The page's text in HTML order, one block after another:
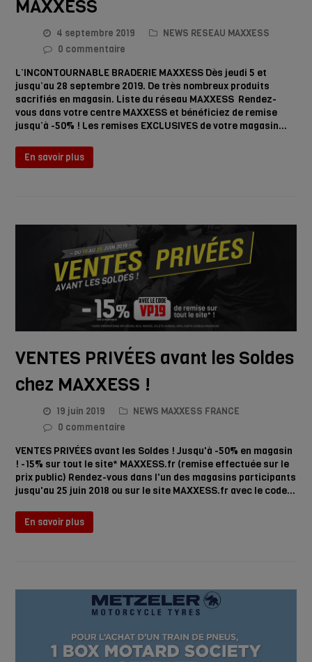
MAXXESS
4 septembre 2019
NEWS RESEAU MAXXESS
0 commentaire
L’INCONTOURNABLE BRADERIE MAXXESS Dès jeudi 5 et
jusqu’au 28 septembre 2019. De très nombreux produits
sacrifiés en magasin. Liste du réseau MAXXESS Rendez-
vous dans votre centre MAXXESS et bénéficiez de remise
jusqu’à -50% ! Les remises EXCLUSIVES de votre magasin…
En savoir plus
VENTES PRIVÉES avant les Soldes
chez MAXXESS !
19 juin 2019
NEWS MAXXESS FRANCE
0 commentaire
VENTES PRIVÉES avant les Soldes ! Jusqu'à -50% en magasin
! -15% sur tout le site* MAXXESS.fr (remise effectuée sur le
prix public) Rendez-vous dans l'un des magasins participants
jusqu'au 25 juin 2018 ou sur le site MAXXESS.fr avec le code…
En savoir plus